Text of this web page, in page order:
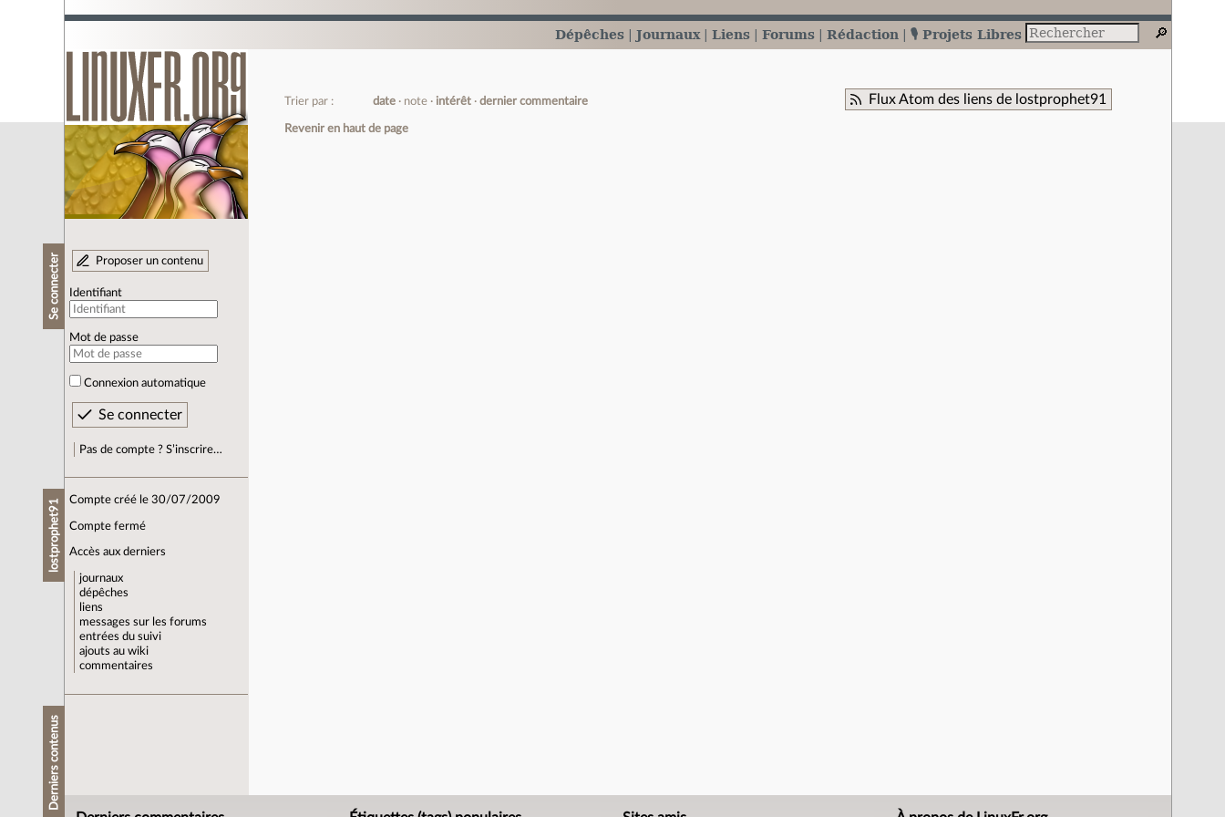
Dépêches Journaux Liens Forums Rédaction 🎙️ Projets Libres
Se connecter Proposer un contenu
Identifiant
Mot de passe
Connexion automatique
Pas de compte ? S’inscrire…
lostprophet91 Compte créé le 30/07/2009
Compte fermé
Accès aux derniers
journaux
dépêches
liens
messages sur les forums
entrées du suivi
ajouts au wiki
commentaires
Derniers contenus
Flux Atom des liens de lostprophet91
Trier par : date note intérêt dernier commentaire
Revenir en haut de page